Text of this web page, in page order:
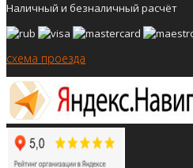
Наличный и безналичный расчёт
схема проезда